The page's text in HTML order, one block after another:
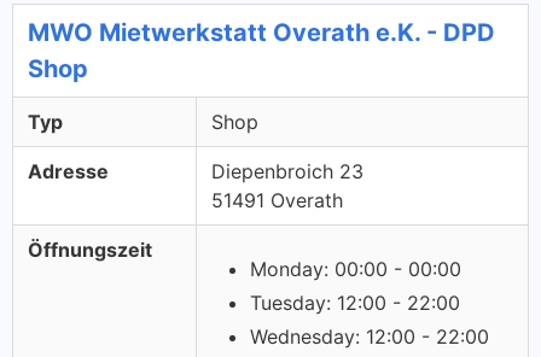
MWO Mietwerkstatt Overath e.K. - DPD
Shop
Typ Shop
Adresse
Diepenbroich 23
51491 Overath
Öffnungszeit
Monday: 00:00 - 00:00
Tuesday: 12:00 - 22:00
Wednesday: 12:00 - 22:00